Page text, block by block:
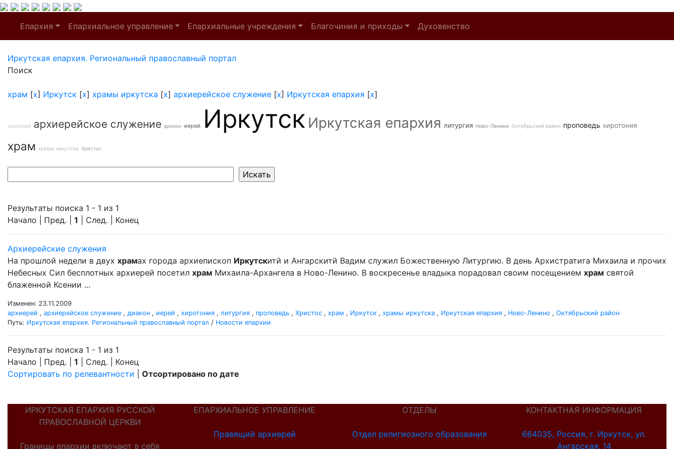
Епархия Епархиальное управление Епархиальные учреждения Благочиния и приходы Духовенство
Иркутская епархия. Региональный православный портал
Поиск
храм [x] Иркутск [x] храмы иркутска [x] архиерейское служение [x] Иркутская епархия [x]
архиерей архиерейское служение диакон иерей Иркутск Иркутская епархия литургия Ново-Ленино Октябрьский район проповедь хиротония
храм храмы иркутска Христос
Результаты поиска 1 - 1 из 1
Начало | Пред. | 1 | След. | Конец
Архиерейские служения
На прошлой недели в двух храмах города архиепископ Иркутскитй и Ангарскитй Вадим служил Божественную Литургию. В день Архистратига Михаила и прочих
Небесных Сил бесплотных архиерей посетил храм Михаила-Архангела в Ново-Ленино. В воскресенье владыка порадовал своим посещением храм святой
блаженной Ксении ...
Изменен: 23.11.2009
архиерей , архиерейское служение , диакон , иерей , хиротония , литургия , проповедь , Христос , храм , Иркутск , храмы иркутска , Иркутская епархия , Ново-Ленино , Октябрьский район
Путь: Иркутская епархия. Региональный православный портал / Новости епархии
Результаты поиска 1 - 1 из 1
Начало | Пред. | 1 | След. | Конец
Сортировать по релевантности
Отсортировано по дате
ИРКУТСКАЯ ЕПАРХИЯ РУССКОЙ
ПРАВОСЛАВНОЙ ЦЕРКВИ
Границы епархии включают в себя
ЕПАРХИАЛЬНОЕ УПРАВЛЕНИЕ
Правящий архиерей
ОТДЕЛЫ
Отдел религиозного образования
КОНТАКТНАЯ ИНФОРМАЦИЯ
664035, Россия, г. Иркутск, ул.
Ангарская, 14